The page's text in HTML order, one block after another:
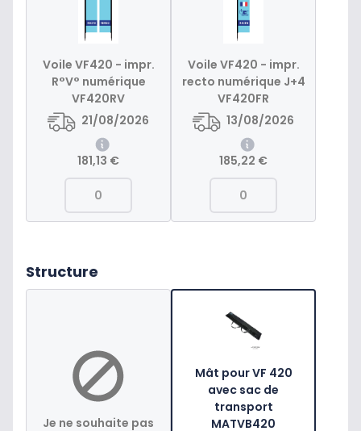
Voile VF420 - impr.
R°V° numérique
VF420RV
21/08/2026
181,13 €
Voile VF420 - impr.
recto numérique J+4
VF420FR
13/08/2026
185,22 €
Structure
Je ne souhaite pas
Mât pour VF 420
avec sac de
transport
MATVB420